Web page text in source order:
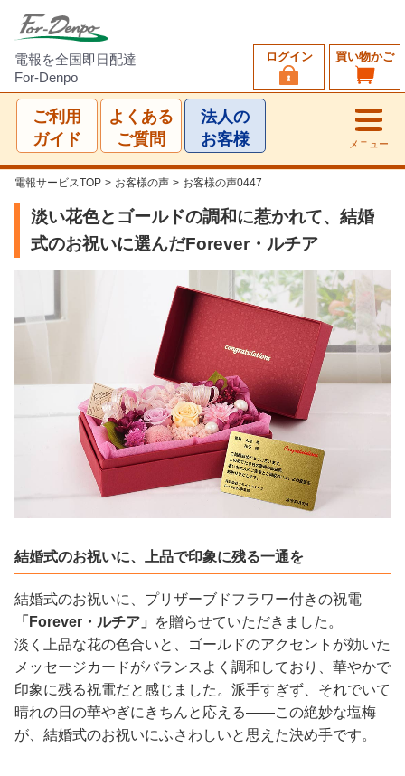
電報を全国即日配達
For-Denpo
買い物かご
ログイン
ご利用
ガイド
よくある
ご質問
法人の
お客様
メニュー
電報サービスTOP > お客様の声 > お客様の声0447
淡い花色とゴールドの調和に惹かれて、結婚
式のお祝いに選んだForever・ルチア
結婚式のお祝いに、上品で印象に残る一通を
結婚式のお祝いに、プリザーブドフラワー付きの祝電
「Forever・ルチア」
を贈らせていただきました。
淡く上品な花の色合いと、ゴールドのアクセントが効いた
メッセージカードがバランスよく調和しており、華やかで
印象に残る祝電だと感じました。派手すぎず、それでいて
晴れの日の華やぎにきちんと応える——この絶妙な塩梅
が、結婚式のお祝いにふさわしいと思えた決め手です。